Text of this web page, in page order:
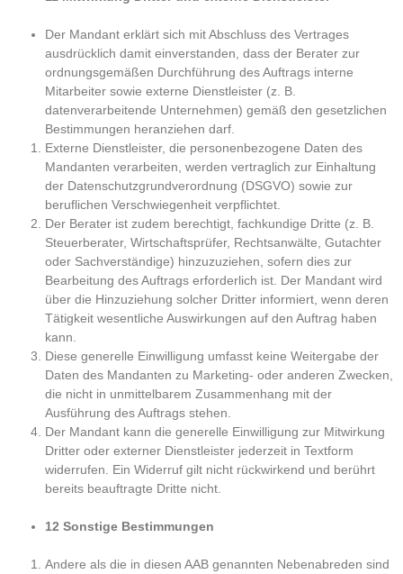
Der Mandant erklärt sich mit Abschluss des Vertrages
ausdrücklich damit einverstanden, dass der Berater zur
ordnungsgemäßen Durchführung des Auftrags interne
Mitarbeiter sowie externe Dienstleister (z. B.
datenverarbeitende Unternehmen) gemäß den gesetzlichen
Bestimmungen heranziehen darf.
Externe Dienstleister, die personenbezogene Daten des
Mandanten verarbeiten, werden vertraglich zur Einhaltung
der Datenschutzgrundverordnung (DSGVO) sowie zur
beruflichen Verschwiegenheit verpflichtet.
Der Berater ist zudem berechtigt, fachkundige Dritte (z. B.
Steuerberater, Wirtschaftsprüfer, Rechtsanwälte, Gutachter
oder Sachverständige) hinzuzuziehen, sofern dies zur
Bearbeitung des Auftrags erforderlich ist. Der Mandant wird
über die Hinzuziehung solcher Dritter informiert, wenn deren
Tätigkeit wesentliche Auswirkungen auf den Auftrag haben
kann.
Diese generelle Einwilligung umfasst keine Weitergabe der
Daten des Mandanten zu Marketing- oder anderen Zwecken,
die nicht in unmittelbarem Zusammenhang mit der
Ausführung des Auftrags stehen.
Der Mandant kann die generelle Einwilligung zur Mitwirkung
Dritter oder externer Dienstleister jederzeit in Textform
widerrufen. Ein Widerruf gilt nicht rückwirkend und berührt
bereits beauftragte Dritte nicht.
12 Sonstige Bestimmungen
Andere als die in diesen AAB genannten Nebenabreden sind